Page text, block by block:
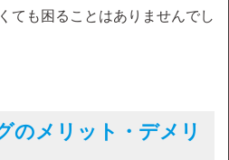
ても困ることはありませんでし
のメリット・デメリ